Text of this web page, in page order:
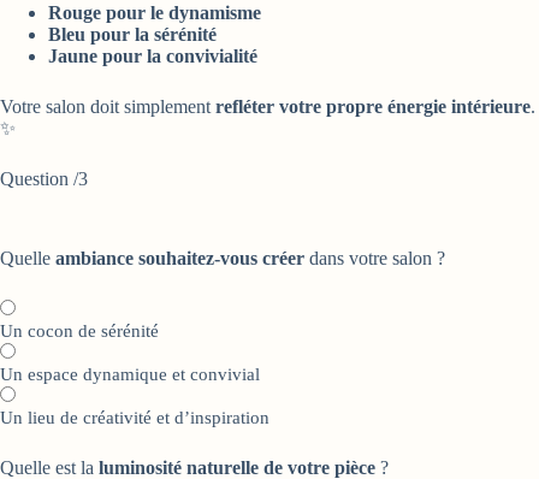
Rouge pour le dynamisme
Bleu pour la sérénité
Jaune pour la convivialité
Votre salon doit simplement refléter votre propre énergie intérieure.
✨
Question /3
Quelle ambiance souhaitez-vous créer dans votre salon ?
Un cocon de sérénité
Un espace dynamique et convivial
Un lieu de créativité et d’inspiration
Quelle est la luminosité naturelle de votre pièce ?